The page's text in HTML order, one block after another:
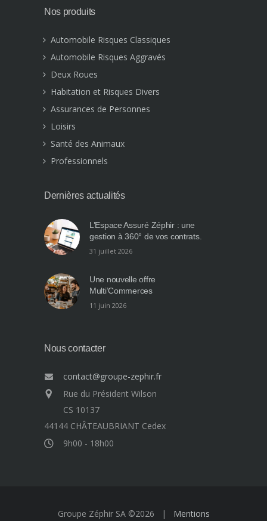
Nos produits
Automobile Risques Classiques
Automobile Risques Aggravés
Deux Roues
Habitation et Risques Divers
Assurances de Personnes
Loisirs
Santé des Animaux
Professionnels
Dernières actualités
L’Espace Assuré Zéphir : une
gestion à 360° de vos contrats.
31 juillet 2026
Une nouvelle offre
Multi’Commerces
11 juin 2026
Nous contacter
contact@groupe-zephir.fr
Rue du Président Wilson
CS 10137
44144 CHÂTEAUBRIANT Cedex
9h00 - 18h00
Groupe Zéphir SA ©2026 | Mentions